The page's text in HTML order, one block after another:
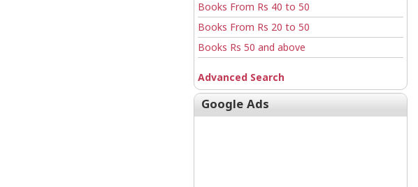
Books From Rs 40 to 50
Books From Rs 20 to 50
Books Rs 50 and above
Advanced Search
Google Ads